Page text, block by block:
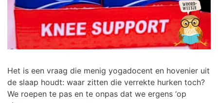
Het is een vraag die menig yogadocent en hovenier uit
de slaap houdt: waar zitten die verrekte hurken toch?
We roepen te pas en te onpas dat we ergens ‘op